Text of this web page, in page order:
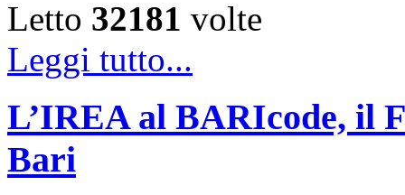
Letto 32181 volte
Leggi tutto...
L’IREA al BARIcode, il
Bari